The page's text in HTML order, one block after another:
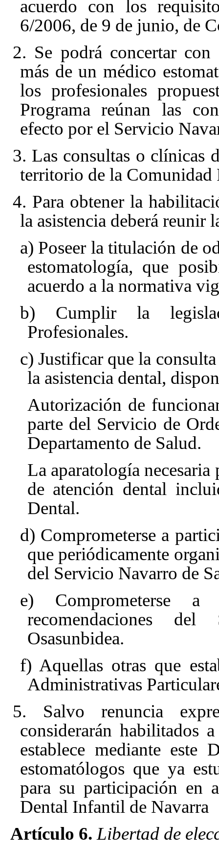
acuerdo con los
6/2006, de 9 de junio, de
2. Se podrá concertar
más de un médico
los profesionales
Programa reúnan las
efecto por el Servicio
3. Las consultas o clínicas
territorio de la Comunidad
4. Para obtener la
la asistencia deberá reunir
a) Poseer la titulación de
estomatología, que
acuerdo a la normativa
b) Cumplir la
Profesionales.
c) Justificar que la
la asistencia dental,
Autorización de
parte del Servicio de
Departamento de Salud.
La aparatología necesaria
de atención dental
Dental.
d) Comprometerse a
que periódicamente
del Servicio Navarro de
e) Comprometerse
recomendaciones
Osasunbidea.
f) Aquellas otras que
Administrativas
5. Salvo renuncia
considerarán habilitados
establece mediante este
estomatólogos que ya
para su participación en
Dental Infantil de Navarra
Artículo 6. Libertad de